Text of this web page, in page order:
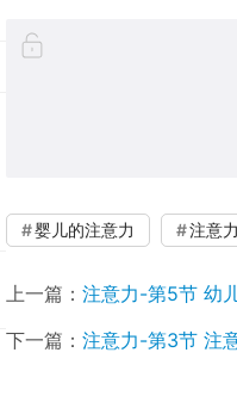
婴儿的注意力 注意力
上一篇： 注意力-第5节 幼
下一篇： 注意力-第3节 注